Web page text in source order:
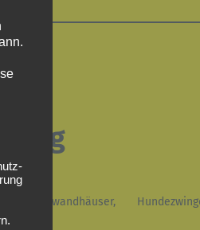
Mittelwandhäuser,